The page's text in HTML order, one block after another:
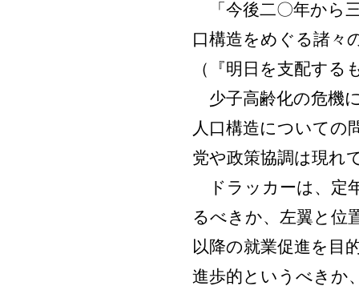
「今後二〇年から
口構造をめぐる諸々
（『明日を支配する
少子高齢化の危機
人口構造についての
党や政策協調は現れ
ドラッカーは、定
るべきか、左翼と位
以降の就業促進を目
進歩的というべきか